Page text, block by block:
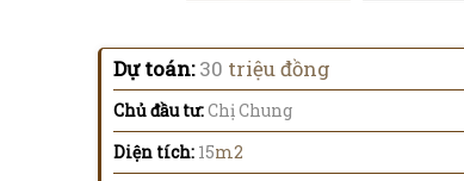
Dự toán:30 triệu đồng
Chủ đầu tư:Chị Chung
Diện tích: 15m2